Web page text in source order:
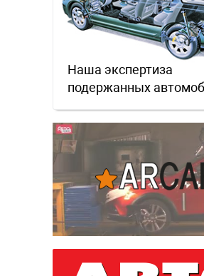
Наша экспертиза
подержанных